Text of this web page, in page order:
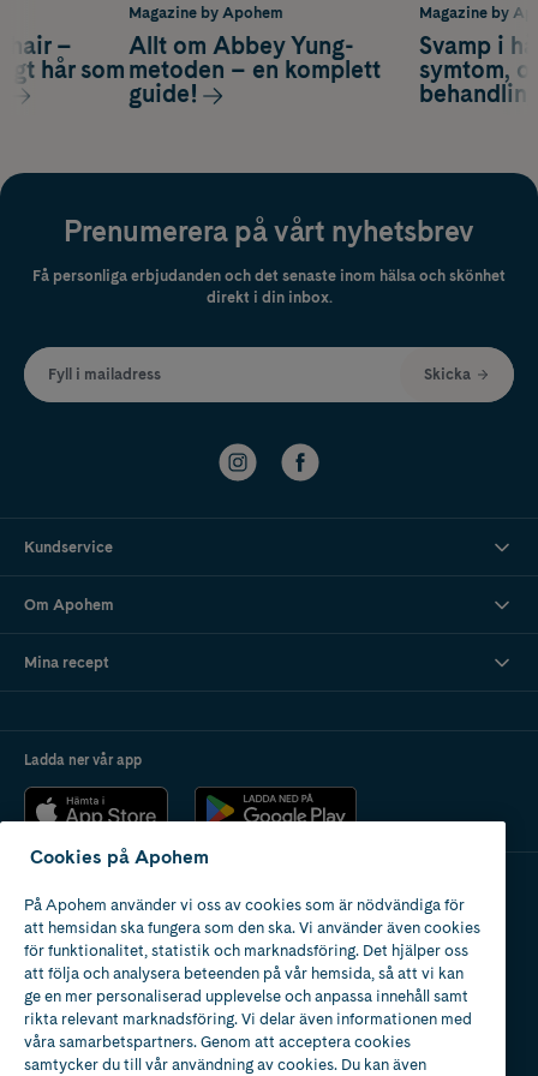
Magazine by
Svamp i
symtom,
hair –
hår som
Magazine by Apohem
Allt om Abbey Yung-
metoden – en komplett
guide!
Prenumerera på vårt nyhetsbrev
Få personliga erbjudanden och det senaste inom hälsa och skönhet
direkt i din inbox.
Fyll i mailadress Skicka
Kundservice
Om Apohem
Mina recept
Ladda ner vår app
Apotek med tillstånd
av Läkemedelsverket
Cookies på Apohem
På Apohem använder vi oss av cookies som är nödvändiga för
att hemsidan ska fungera som den ska. Vi använder även cookies
för funktionalitet, statistik och marknadsföring. Det hjälper oss
att följa och analysera beteenden på vår hemsida, så att vi kan
ge en mer personaliserad upplevelse och anpassa innehåll samt
rikta relevant marknadsföring. Vi delar även informationen med
våra samarbetspartners. Genom att acceptera cookies
samtycker du till vår användning av cookies. Du kan även